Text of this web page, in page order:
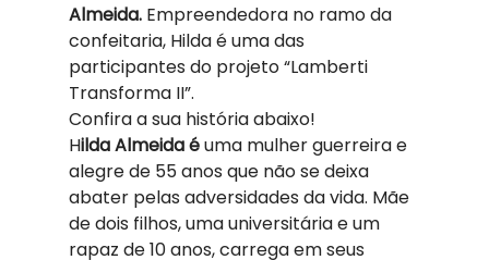
Almeida. Empreendedora no ramo da
confeitaria, Hilda é uma das
participantes do projeto “Lamberti
Transforma II”.
Confira a sua história abaixo!
Hilda Almeida é uma mulher guerreira e
alegre de 55 anos que não se deixa
abater pelas adversidades da vida. Mãe
de dois filhos, uma universitária e um
rapaz de 10 anos, carrega em seus